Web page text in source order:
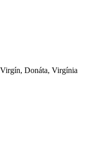
Donáta, Virgínia